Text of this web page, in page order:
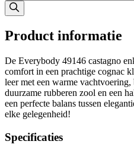
Product informatie
De Everybody 49146 castagno
comfort in een prachtige cognac
leer met een warme
duurzame rubberen zool en een
een perfecte balans tussen
elke gelegenheid!
Specificaties